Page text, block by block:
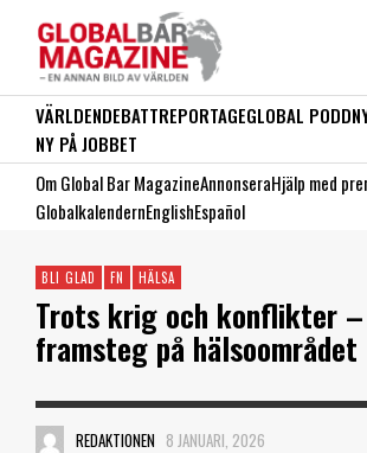
VÄRLDENDEBATTREPORTAGEGLOBAL PODD
NY PÅ JOBBET
Om Global Bar MagazineAnnonseraHjälp med
GlobalkalendernEnglishEspañol
BLI GLAD FN HÄLSA
Trots krig och konflikter
framsteg på hälsoområdet
REDAKTIONEN 8 JANUARI, 2026